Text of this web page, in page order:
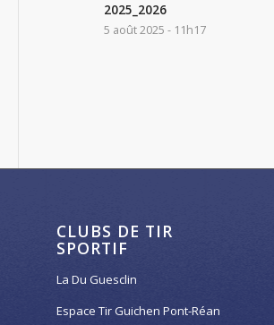
2025_2026
5 août 2025 - 11h17
CLUBS DE TIR
SPORTIF
La Du Guesclin
Espace Tir Guichen Pont-Réan